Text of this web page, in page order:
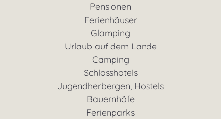
Pensionen
Ferienhäuser
Glamping
Urlaub auf dem Lande
Camping
Schlosshotels
Jugendherbergen, Hostels
Bauernhöfe
Ferienparks